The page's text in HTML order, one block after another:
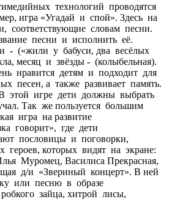
технологий проводятся
игра «Угадай и спой». Здесь на
соответствующие словам песни.
песни и исполнить её.
- («жили у бабуси, два весёлых
месяц и звёзды - (колыбельная).
нравится детям и подходит для
песен, а также развивает память.
В этой игре дети должны выбрать
Так же пользуется большим
игра на развитие
говорит», где дети
пословицы и поговорки,
героев, которых видят на экране:
Муромец, Василиса Прекрасная,
д/и «Звериный концерт». В ней
или песню в образе
зайца, хитрой лисы,